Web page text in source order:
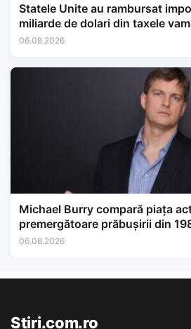
Statele Unite au rambursat
miliarde de dolari din taxele
06.08.2026
Michael Burry compară piața
premergătoare prăbușirii din
06.08.2026
Stiri.com.ro